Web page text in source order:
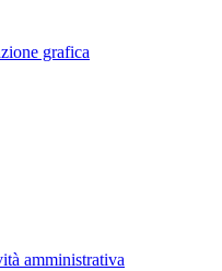
grafica
amministrativa